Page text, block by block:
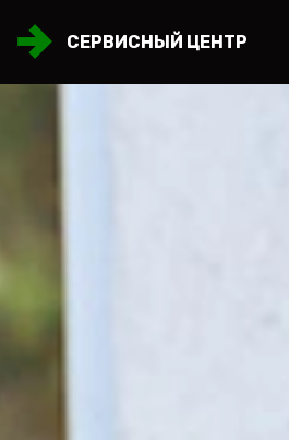
СЕРВИСНЫЙ ЦЕНТР